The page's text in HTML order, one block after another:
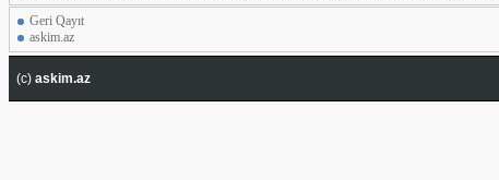
Geri Qayıt
askim.az
(c) askim.az